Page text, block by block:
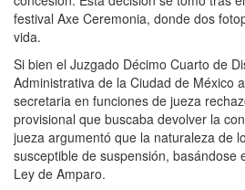
festival Axe Ceremonia, donde dos
vida.
Si bien el Juzgado Décimo Cuarto de
Administrativa de la Ciudad de México
secretaria en funciones de jueza
provisional que buscaba devolver la
jueza argumentó que la naturaleza de
susceptible de suspensión, basándose
Ley de Amparo.